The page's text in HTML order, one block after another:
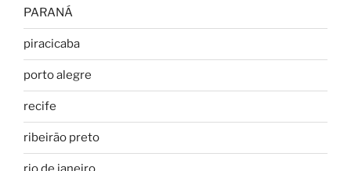
PARANÁ
piracicaba
porto alegre
recife
ribeirão preto